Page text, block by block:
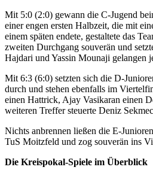
Mit 5:0 (2:0) gewann die C-Jugend
einer engen ersten Halbzeit, die mit
einem späten endete, gestaltete das
zweiten Durchgang souverän und
Hajdari und Yassin Mounaji gelangen
Mit 6:3 (6:0) setzten sich die D-
durch und stehen ebenfalls im
einen Hattrick, Ajay Vasikaran einen
weiteren Treffer steuerte Deniz
Nichts anbrennen ließen die E-
TuS Moitzfeld und zog souverän ins
Die Kreispokal-Spiele im Überblick